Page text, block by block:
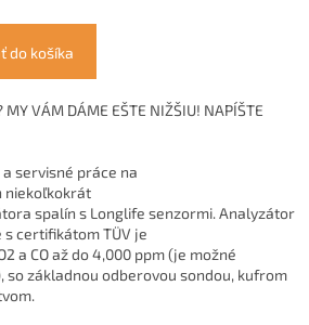
do košíka
MY VÁM DÁME EŠTE NIŽŠIU! NAPÍŠTE
servisné práce na
niekoľkokrát
spalín s Longlife senzormi. Analyzátor
certifikátom TÜV je
2 a CO až do 4,000 ppm (je možné
so základnou odberovou sondou, kufrom